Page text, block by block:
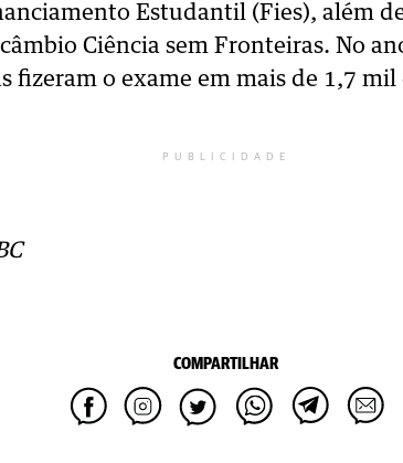
Estudantil (Fies), além
Ciência sem Fronteiras. No
fizeram o exame em mais de 1,7
PUBLICIDADE
COMPARTILHAR